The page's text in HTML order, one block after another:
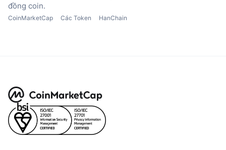
đồng coin.
CoinMarketCap Các Token HanChain